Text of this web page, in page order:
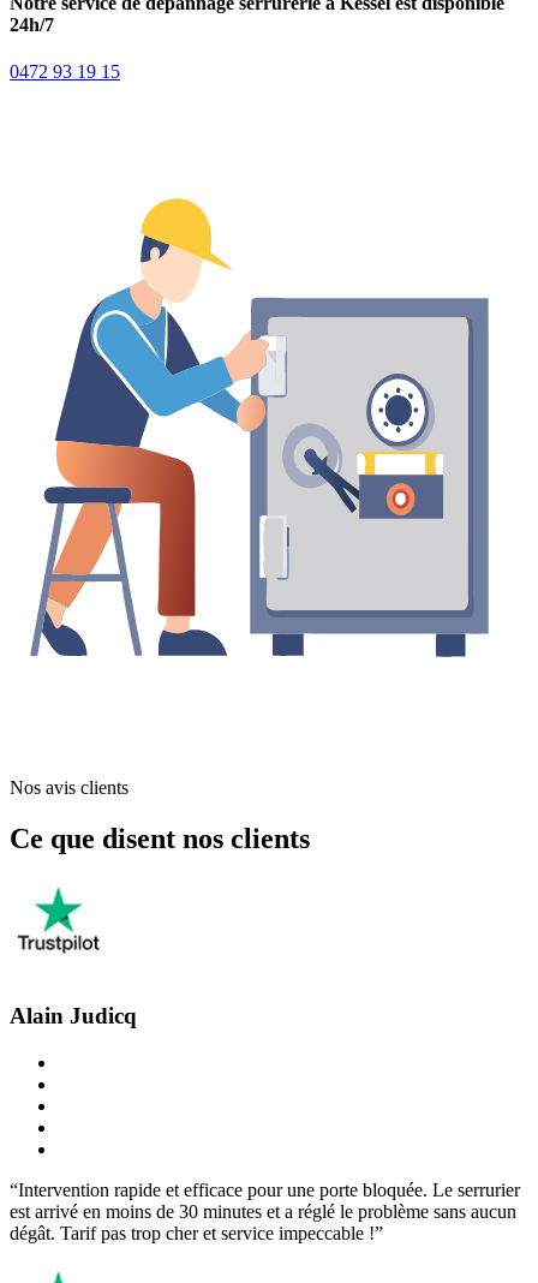
24h/7
0472 93 19 15
Nos avis clients
Ce que disent nos clients
Alain Judicq
“Intervention rapide et efficace pour une porte bloquée. Le serrurier
est arrivé en moins de 30 minutes et a réglé le problème sans aucun
dégât. Tarif pas trop cher et service impeccable !”